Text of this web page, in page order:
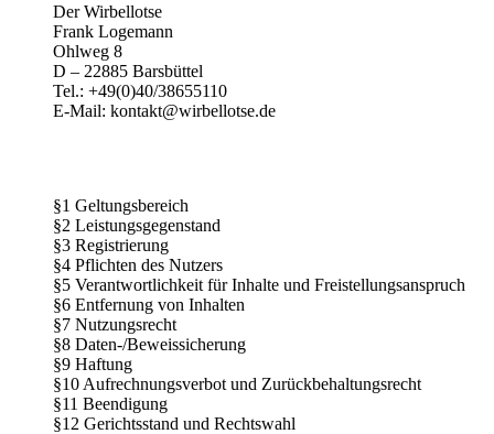
Der Wirbellotse
Frank Logemann
Ohlweg 8
D – 22885 Barsbüttel
Tel.: +49(0)40/38655110
E-Mail: kontakt@wirbellotse.de
§1 Geltungsbereich
§2 Leistungsgegenstand
§3 Registrierung
§4 Pflichten des Nutzers
§5 Verantwortlichkeit für Inhalte und Freistellungsanspruch
§6 Entfernung von Inhalten
§7 Nutzungsrecht
§8 Daten-/Beweissicherung
§9 Haftung
§10 Aufrechnungsverbot und Zurückbehaltungsrecht
§11 Beendigung
§12 Gerichtsstand und Rechtswahl